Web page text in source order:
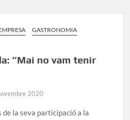
GASTRONOMIA
“Mai no vam tenir
2020
de la seva participació a la